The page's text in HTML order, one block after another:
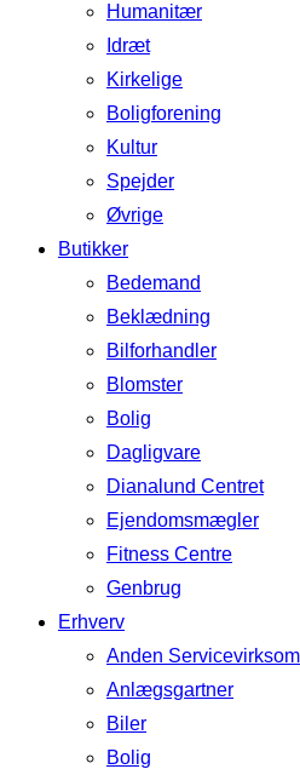
Humanitær
Idræt
Kirkelige
Boligforening
Kultur
Spejder
Øvrige
Butikker
Bedemand
Beklædning
Bilforhandler
Blomster
Bolig
Dagligvare
Dianalund Centret
Ejendomsmægler
Fitness Centre
Genbrug
Erhverv
Anden
Anlægsgartner
Biler
Bolig